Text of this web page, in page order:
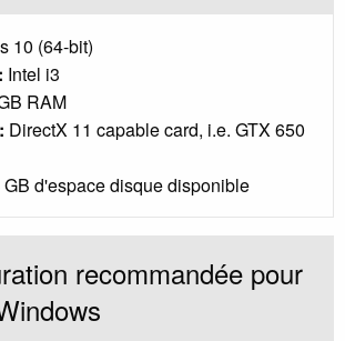
10 (64-bit)
Intel i3
RAM
DirectX 11 capable card, i.e. GTX 650
GB d'espace disque disponible
recommandée pour